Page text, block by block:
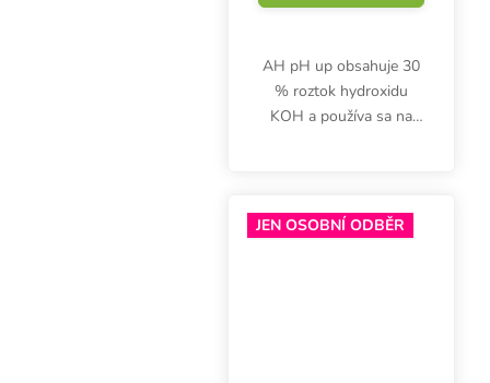
AH pH up obsahuje 30
% roztok hydroxidu
KOH a používa sa na
Advanced Hydroponics.
JEN OSOBNÍ ODBĚR